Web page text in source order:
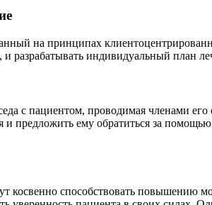
на принципах
разрабатывать индивидуальный план
с пациентом, проводимая членами
и предложить ему обратиться за
косвенно способствовать повышению